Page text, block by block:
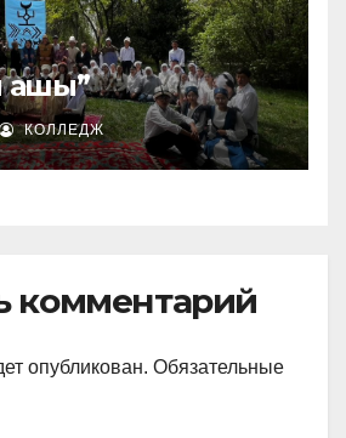
ашы”
КОЛЛЕДЖ
комментарий
опубликован. Обязательные